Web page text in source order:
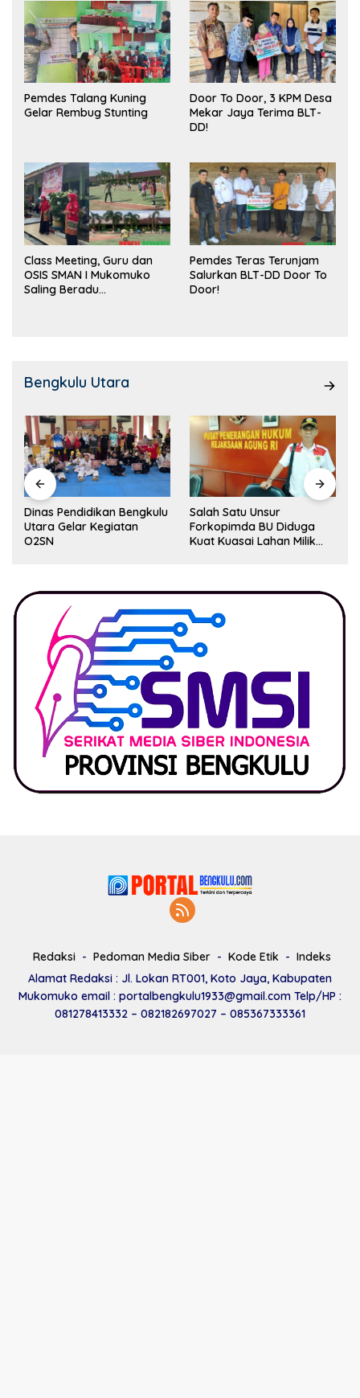
Pasar
Pemdes Talang Kuning
Gelar Rembug Stunting
Door To Door, 3 KPM Desa
Mekar Jaya Terima BLT-
DD!
Class Meeting, Guru dan
OSIS SMAN I Mukomuko
Saling Beradu
Pemdes Teras Terunjam
Salurkan BLT-DD Door To
Door!
Bengkulu Utara
Dinas Pendidikan Bengkulu
Utara Gelar Kegiatan
O2SN
Salah Satu Unsur
Forkopimda BU Diduga
Kuat Kuasai Lahan Milik
Redaksi Pedoman Media Siber Kode Etik
Indeks
Alamat Redaksi : Jl. Lokan RT001, Koto Jaya, Kabupaten
Mukomuko email : portalbengkulu1933@gmail.com Telp/HP :
081278413332 – 082182697027 – 085367333361